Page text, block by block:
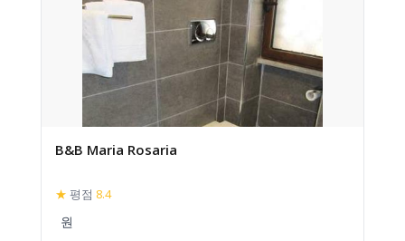
B&B Maria Rosaria
★ 평점 8.4